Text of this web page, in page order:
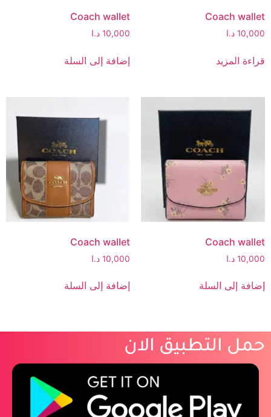
Coach wallet
10,000 د.ا
قراءة المزيد
Coach wallet
10,000 د.ا
إضافة إلى السلة
Coach wallet
10,000 د.ا
إضافة إلى السلة
Coach wallet
10,000 د.ا
إضافة إلى السلة
حمل التطبيق الان